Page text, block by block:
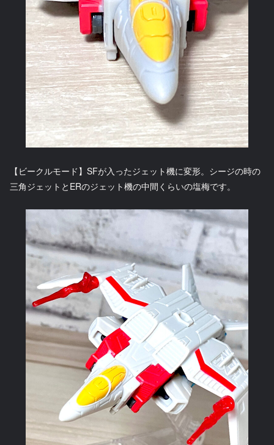
【ビークルモード】SFが入ったジェット機に変形。シージの時の
三角ジェットとERのジェット機の中間くらいの塩梅です。